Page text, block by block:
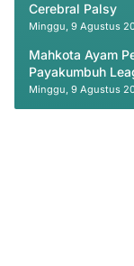
Cerebral Palsy
Minggu, 9 Agustus
Mahkota Ayam
Payakumbuh
Minggu, 9 Agustus